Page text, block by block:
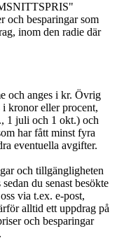
och besparingar som
inom den radie där
och anges i kr. Övrig
i kronor eller procent,
1 juli och 1 okt.) och
har fått minst fyra
eventuella avgifter.
och tillgängligheten
du senast besökte
via t.ex. e-post,
alltid ett uppdrag på
och besparingar